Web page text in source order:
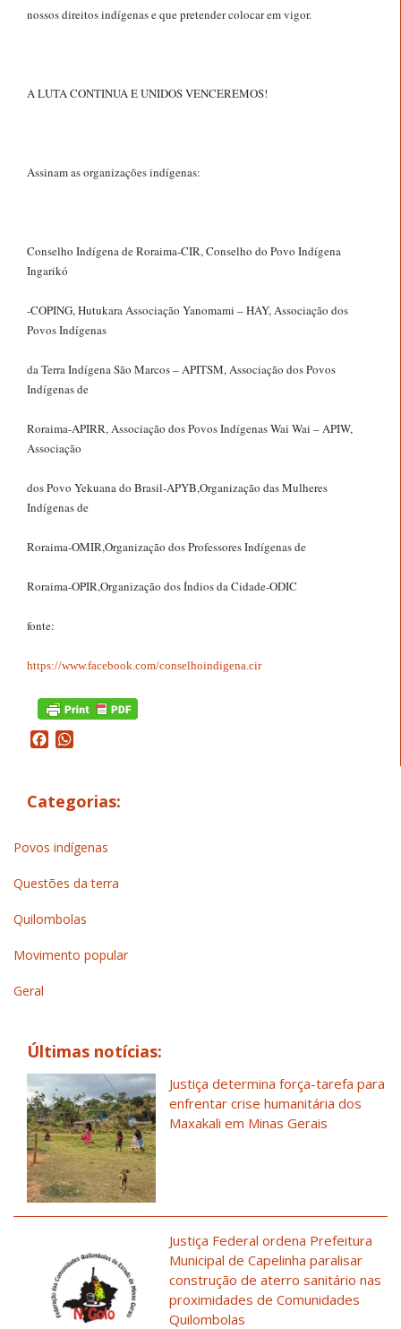
nossos direitos indígenas e que pretender colocar em vigor.
A LUTA CONTINUA E UNIDOS VENCEREMOS!
Assinam as organizações indígenas:
Conselho Indígena de Roraima-CIR, Conselho do Povo Indígena
Ingarikó
-COPING, Hutukara Associação Yanomami – HAY, Associação dos
Povos Indígenas
da Terra Indígena São Marcos – APITSM, Associação dos Povos
Indígenas de
Roraima-APIRR, Associação dos Povos Indígenas Wai Wai – APIW,
Associação
dos Povo Yekuana do Brasil-APYB,Organização das Mulheres
Indígenas de
Roraima-OMIR,Organização dos Professores Indígenas de
Roraima-OPIR,Organização dos Índios da Cidade-ODIC
fonte:
https://www.facebook.com/conselhoindigena.cir
Facebook
Categorias:
Povos indígenas
Questões da terra
Quilombolas
Movimento popular
Geral
Últimas notícias:
Justiça determina força-tarefa para
enfrentar crise humanitária dos
Maxakali em Minas Gerais
Justiça Federal ordena Prefeitura
Municipal de Capelinha paralisar
construção de aterro sanitário nas
proximidades de Comunidades
Quilombolas